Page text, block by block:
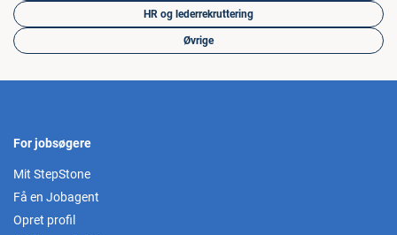
HR og lederrekruttering
Øvrige
For jobsøgere
Mit StepStone
Få en Jobagent
Opret profil